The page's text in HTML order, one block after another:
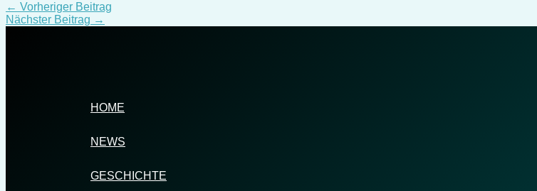
← Vorheriger Beitrag
Nächster Beitrag →
HOME
NEWS
GESCHICHTE